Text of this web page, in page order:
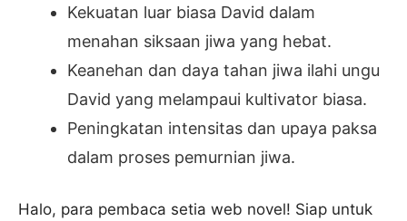
Kekuatan luar biasa David dalam
menahan siksaan jiwa yang hebat.
Keanehan dan daya tahan jiwa ilahi ungu
David yang melampaui kultivator biasa.
Peningkatan intensitas dan upaya paksa
dalam proses pemurnian jiwa.
Halo, para pembaca setia web novel! Siap untuk